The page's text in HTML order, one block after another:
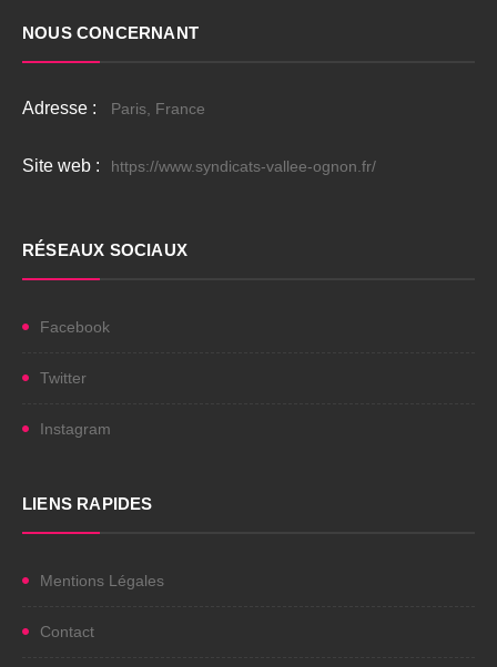
NOUS CONCERNANT
Adresse : Paris, France
Site web : https://www.syndicats-vallee-ognon.fr/
RÉSEAUX SOCIAUX
Facebook
Twitter
Instagram
LIENS RAPIDES
Mentions Légales
Contact